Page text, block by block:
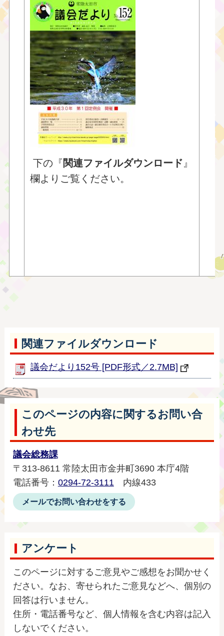
下の『 関連ファイルダウンロード』
欄よりご覧ください。
〇
〇
〇
〇
■
関連ファイルダウンロード
議会だより152号 [PDF形式／2.7MB]
このページの内容に関するお問い合
わせ先
議会総務課
〒313-8611 常陸太田市金井町3690 本庁4階
電話番号： 0294-72-3111内線433
メールでお問い合わせをする
アンケート
このページに対するご意見やご感想をお聞かせく
ださい。なお、寄せられたご意見などへ、個別の
回答は行いません。
住所・電話番号など、個人情報を含む内容は記入
しないでください。